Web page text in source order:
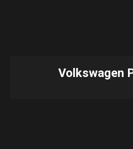
Volkswagen